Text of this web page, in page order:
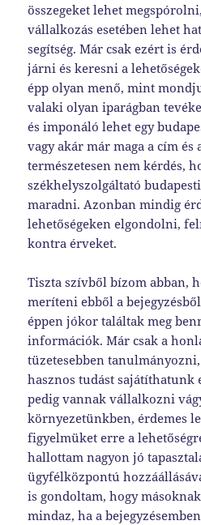
összegeket lehet
vállalkozás esetében lehet
segítség. Már csak ezért is
járni és keresni a
épp olyan menő, mint
valaki olyan iparágban
és imponáló lehet egy
vagy akár már maga a cím
természetesen nem kérdés,
székhelyszolgáltató
maradni. Azonban mindig
lehetőségeken elgondolni,
kontra érveket.
Tiszta szívből bízom abban,
meríteni ebből a
éppen jókor találtak meg
információk. Már csak a
tüzetesebben
hasznos tudást
pedig vannak vállalkozni
környezetünkben, érdemes
figyelmüket erre a
hallottam nagyon jó
ügyfélközpontú
is gondoltam, hogy
mindaz, ha a